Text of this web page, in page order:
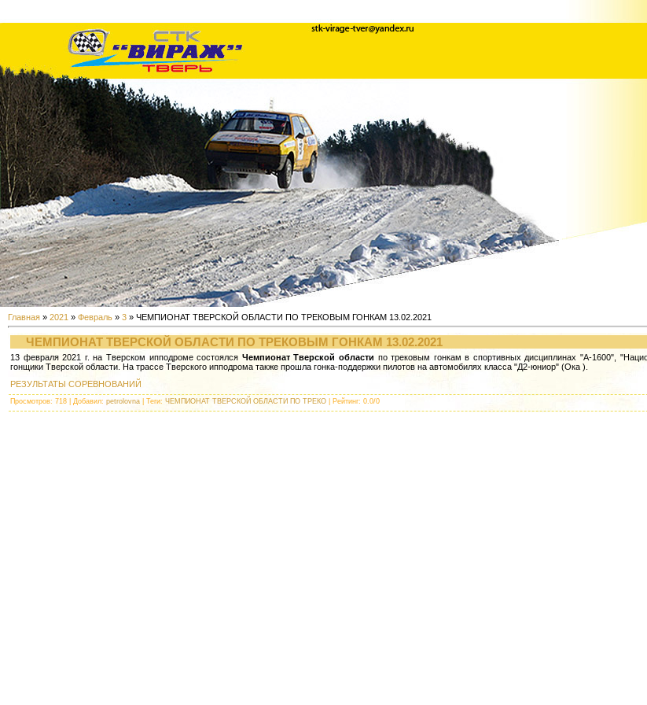
Главная » 2021 » Февраль » 3 » ЧЕМПИОНАТ ТВЕРСКОЙ ОБЛАСТИ ПО ТРЕКОВЫМ ГОНКАМ 13.02.2021
ЧЕМПИОНАТ ТВЕРСКОЙ ОБЛАСТИ ПО ТРЕКОВЫМ ГОНКАМ 13.02.2021
13 февраля 2021 г. на Тверском ипподроме состоялся Чемпионат Тверской области по трековым гонкам в спортивных дисциплинах "А-1600",
гонщики Тверской области. На трассе Тверского ипподрома также прошла гонка-поддержки пилотов на автомобилях класса "Д2-юниор" (Ока ).
РЕЗУЛЬТАТЫ СОРЕВНОВАНИЙ
Просмотров: 718 | Добавил: petrolovna Теги: ЧЕМПИОНАТ ТВЕРСКОЙ ОБЛАСТИ ПО ТРЕКО Рейтинг: 0.0/0